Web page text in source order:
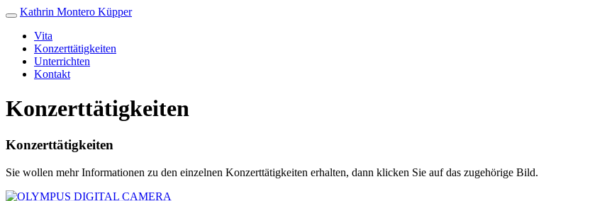
Kathrin Montero Küpper
Vita
Konzerttätigkeiten
Unterrichten
Kontakt
Konzerttätigkeiten
Konzerttätigkeiten
Sie wollen mehr Informationen zu den einzelnen Konzerttätigkeiten erhalten, dann klicken Sie auf das zugehörige Bild.